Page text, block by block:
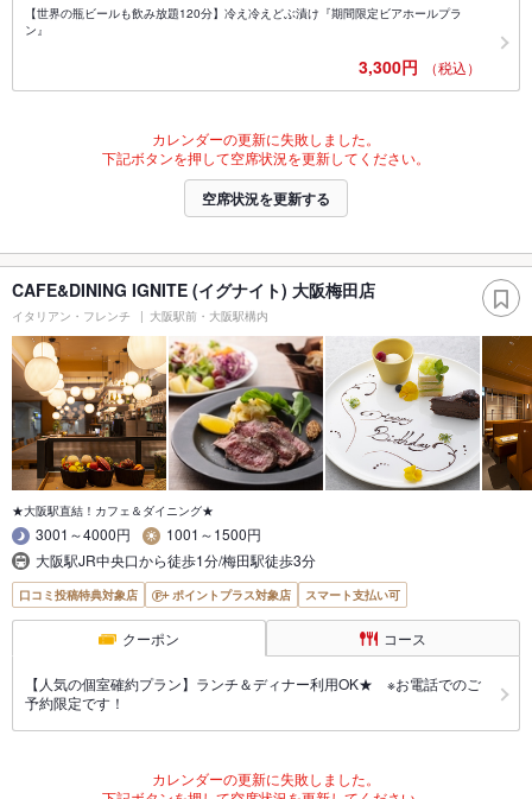
【世界の瓶ビールも飲み放題120分】冷え冷えどぶ漬け『期間限定ビアホールプラ
ン』
3,300円 （税込）
カレンダーの更新に失敗しました。
下記ボタンを押して空席状況を更新してください。
空席状況を更新する
CAFE&DINING IGNITE (イグナイト) 大阪梅田店
イタリアン・フレンチ 大阪駅前・大阪駅構内
★大阪駅直結！カフェ＆ダイニング★
3001～4000円
1001～1500円
大阪駅JR中央口から徒歩1分/梅田駅徒歩3分
口コミ投稿特典対象店 ポイントプラス対象店 スマート支払い可
クーポン コース
【人気の個室確約プラン】ランチ＆ディナー利用OK★ ※お電話でのご
予約限定です！
カレンダーの更新に失敗しました。